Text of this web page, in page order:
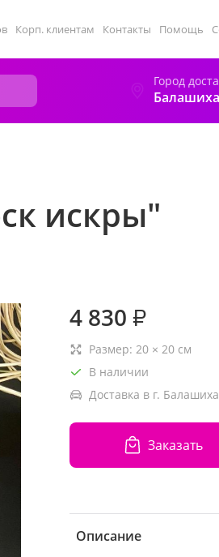
Корп. клиентам Контакты Помощь
Город
Балашиха
искры"
4 830 ₽
Размер: 20 × 20 см
В наличии
Доставка в г.
Заказать
Описание